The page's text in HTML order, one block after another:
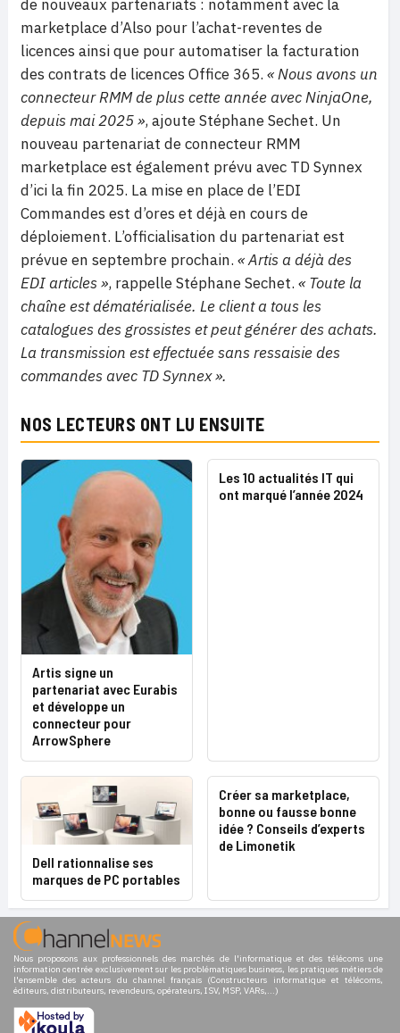
de nouveaux partenariats : notamment avec la
marketplace d’Also pour l’achat-reventes de
licences ainsi que pour automatiser la facturation
des contrats de licences Office 365. « Nous avons un
connecteur RMM de plus cette année avec NinjaOne,
depuis mai 2025 », ajoute Stéphane Sechet. Un
nouveau partenariat de connecteur RMM
marketplace est également prévu avec TD Synnex
d’ici la fin 2025. La mise en place de l’EDI
Commandes est d’ores et déjà en cours de
déploiement. L’officialisation du partenariat est
prévue en septembre prochain. « Artis a déjà des
EDI articles », rappelle Stéphane Sechet. « Toute la
chaîne est dématérialisée. Le client a tous les
catalogues des grossistes et peut générer des achats.
La transmission est effectuée sans ressaisie des
commandes avec TD Synnex ».
NOS LECTEURS ONT LU ENSUITE
Artis signe un
partenariat avec Eurabis
et développe un
connecteur pour
ArrowSphere
Les 10 actualités IT qui
ont marqué l’année 2024
Dell rationnalise ses
marques de PC portables
Créer sa marketplace,
bonne ou fausse bonne
idée ? Conseils d’experts
de Limonetik
Nous proposons aux professionnels des marchés de l'informatique et des télécoms une
information centrée exclusivement sur les problématiques business, les pratiques métiers de
l'ensemble des acteurs du channel français (Constructeurs informatique et télécoms,
éditeurs, distributeurs, revendeurs, opérateurs, ISV, MSP, VARs,...)